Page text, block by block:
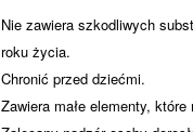
Nie zawiera szkodliwych
roku życia.
Chronić przed dziećmi.
Zawiera małe elementy,